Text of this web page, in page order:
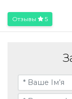
Отзывы 5